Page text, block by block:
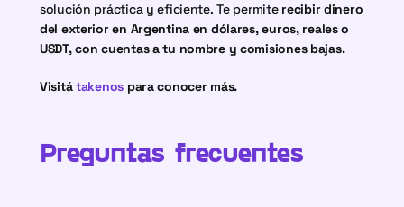
solución práctica y eficiente. Te permite recibir dinero
del exterior en Argentina en dólares, euros, reales o
USDT, con cuentas a tu nombre y comisiones bajas.
Visitá takenos para conocer más.
Preguntas frecuentes